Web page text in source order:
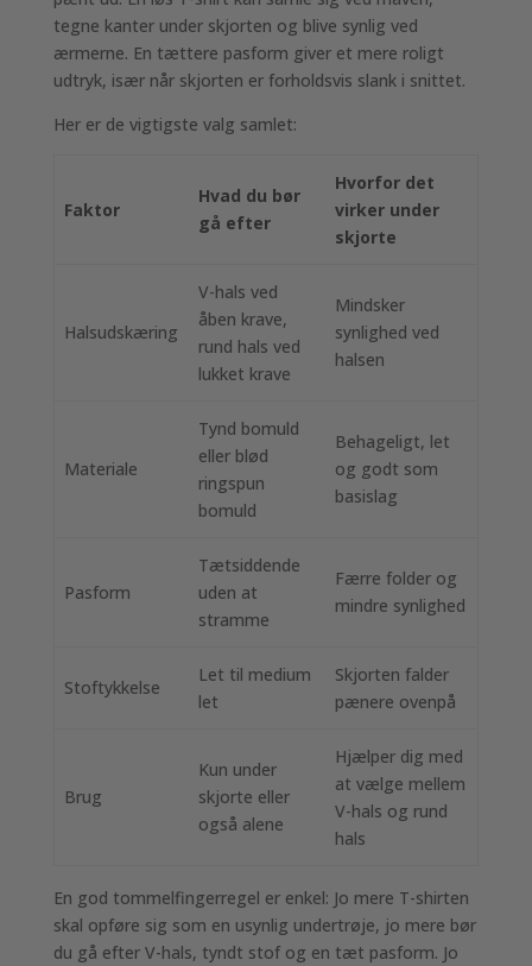
tegne kanter under skjorten og blive synlig ved
ærmerne. En tættere pasform giver et mere roligt
udtryk, især når skjorten er forholdsvis slank i snittet.
Her er de vigtigste valg samlet:
Faktor
Hvad du bør
gå efter
Hvorfor det
virker under
skjorte
Halsudskæring
V-hals ved
åben krave,
rund hals ved
lukket krave
Mindsker
synlighed ved
halsen
Materiale
Tynd bomuld
eller blød
ringspun
bomuld
Behageligt, let
og godt som
basislag
Pasform
Tætsiddende
uden at
stramme
Færre folder og
mindre synlighed
Stoftykkelse
Let til medium
let
Skjorten falder
pænere ovenpå
Brug
Kun under
skjorte eller
også alene
Hjælper dig med
at vælge mellem
V-hals og rund
hals
En god tommelfingerregel er enkel: Jo mere T-shirten
skal opføre sig som en usynlig undertrøje, jo mere bør
du gå efter V-hals, tyndt stof og en tæt pasform. Jo